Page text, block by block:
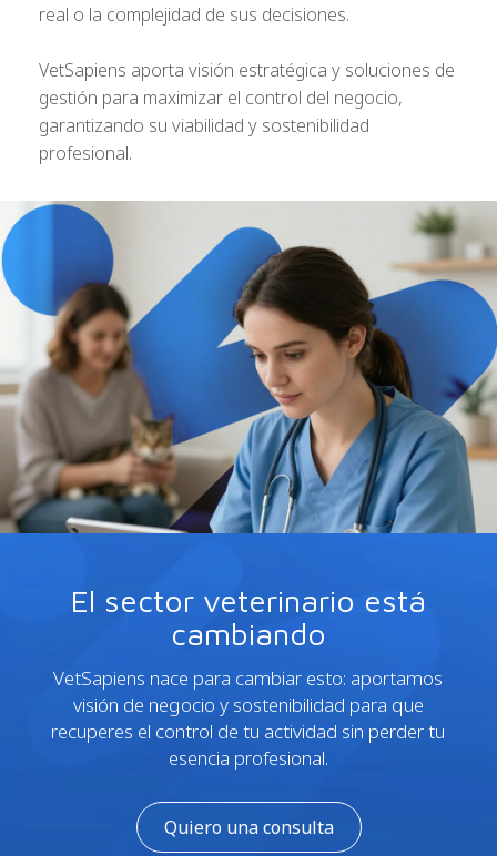
real o la complejidad de sus decisiones.
VetSapiens aporta visión estratégica y soluciones de
gestión para maximizar el control del negocio,
garantizando su viabilidad y sostenibilidad
profesional.
El sector veterinario está
cambiando
VetSapiens nace para cambiar esto: aportamos
visión de negocio y sostenibilidad para que
recuperes el control de tu actividad sin perder tu
esencia profesional.
Quiero una consulta